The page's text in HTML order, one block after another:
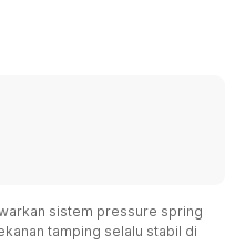
sistem pressure spring
tamping selalu stabil di